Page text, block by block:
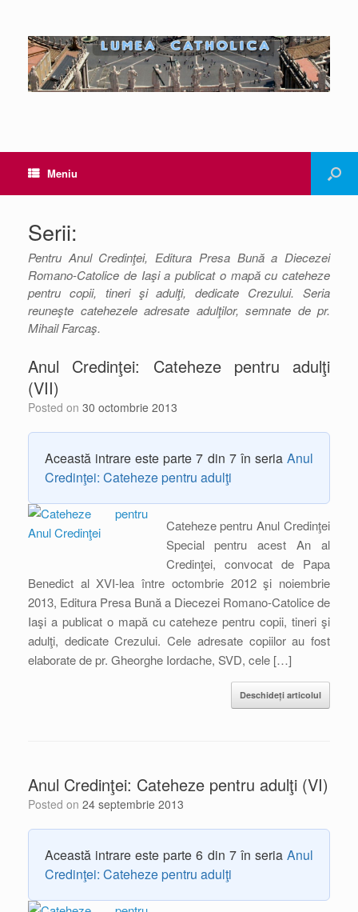
Meniu
Serii:
Pentru Anul Credinţei, Editura Presa Bună a Diecezei
Romano-Catolice de Iaşi a publicat o mapă cu cateheze
pentru copii, tineri şi adulţi, dedicate Crezului. Seria
reuneşte catehezele adresate adulţilor, semnate de pr.
Mihail Farcaş.
Anul Credinţei: Cateheze pentru adulţi
(VII)
Posted on 30 octombrie 2013
Această intrare este parte 7 din 7 în seria Anul
Credinţei: Cateheze pentru adulţi
Cateheze pentru Anul Credinţei
Special pentru acest An al
Credinţei, convocat de Papa
Benedict al XVI-lea între octombrie 2012 şi noiembrie
2013, Editura Presa Bună a Diecezei Romano-Catolice de
Iaşi a publicat o mapă cu cateheze pentru copii, tineri şi
adulţi, dedicate Crezului. Cele adresate copiilor au fost
elaborate de pr. Gheorghe Iordache, SVD, cele […]
Deschideți articolul
Anul Credinţei: Cateheze pentru adulţi (VI)
Posted on 24 septembrie 2013
Această intrare este parte 6 din 7 în seria Anul
Credinţei: Cateheze pentru adulţi